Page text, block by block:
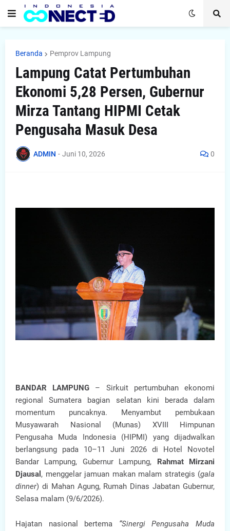
Beranda Pemprov Lampung
Lampung Catat Pertumbuhan
Ekonomi 5,28 Persen, Gubernur
Mirza Tantang HIPMI Cetak
Pengusaha Masuk Desa
ADMIN - Juni 10, 2026 0
BANDAR LAMPUNG – Sirkuit pertumbuhan ekonomi
regional Sumatera bagian selatan kini berada dalam
momentum puncaknya. Menyambut pembukaan
Musyawarah Nasional (Munas) XVIII Himpunan
Pengusaha Muda Indonesia (HIPMI) yang dijadwalkan
berlangsung pada 10–11 Juni 2026 di Hotel Novotel
Bandar Lampung, Gubernur Lampung, Rahmat Mirzani
Djausal , menggelar jamuan makan malam strategis (gala
dinner) di Mahan Agung, Rumah Dinas Jabatan Gubernur,
Selasa malam (9/6/2026).
Hajatan nasional bertema “Sinergi Pengusaha Muda